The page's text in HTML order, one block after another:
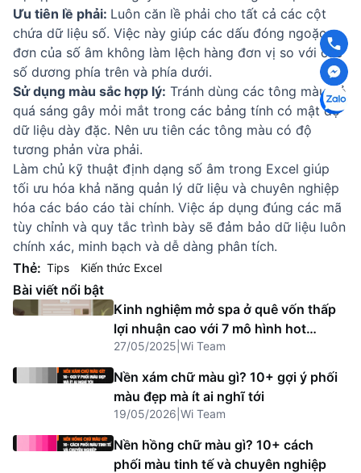
Ưu tiên lề phải: Luôn căn lề phải cho tất cả các cột
chứa dữ liệu số. Việc này giúp các dấu đóng ngoặc
đơn của số âm không làm lệch hàng đơn vị so với các
số dương phía trên và phía dưới.
Sử dụng màu sắc hợp lý: Tránh dùng các tông màu đỏ
quá sáng gây mỏi mắt trong các bảng tính có mật độ
dữ liệu dày đặc. Nên ưu tiên các tông màu có độ
tương phản vừa phải.
Làm chủ kỹ thuật định dạng số âm trong Excel giúp
tối ưu hóa khả năng quản lý dữ liệu và chuyên nghiệp
hóa các báo cáo tài chính. Việc áp dụng đúng các mã
tùy chỉnh và quy tắc trình bày sẽ đảm bảo dữ liệu luôn
chính xác, minh bạch và dễ dàng phân tích.
Thẻ: Tips Kiến thức Excel
Bài viết nổi bật
Kinh nghiệm mở spa ở quê vốn thấp
lợi nhuận cao với 7 mô hình hot
2025
27/05/2025 Wi Team
Nền xám chữ màu gì? 10+ gợi ý phối
màu đẹp mà ít ai nghĩ tới
19/05/2026 Wi Team
Nền hồng chữ màu gì? 10+ cách
phối màu tinh tế và chuyên nghiệp